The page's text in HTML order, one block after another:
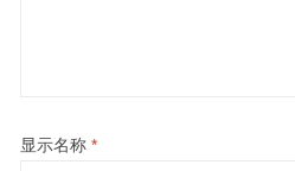
显示名称 *